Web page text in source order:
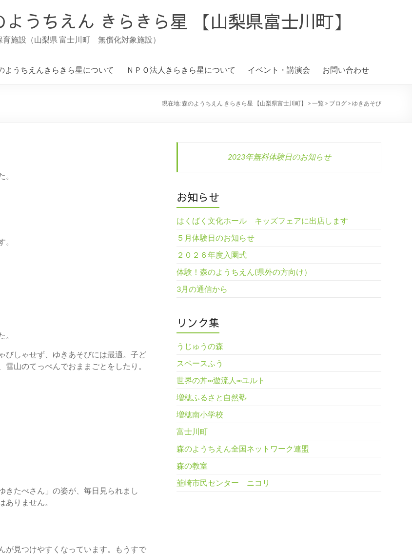
ようちえん きらきら星 【山梨県富士川町】
育施設（山梨県 富士川町 無償化対象施設）
ようちえんきらきら星について ＮＰＯ法人きらきら星について イベント・講演会 お問い合わせ
現在地: 森のようちえん きらきら星 【山梨県富士川町】 > 一覧 > ブログ > ゆきあそび
びしゃせず、ゆきあそびには最適。子ど
山のてっぺんでおままごとをしたり。
きたべさん」の姿が、毎日見られまし
りません。
が見つけやすくなっています。もうすで
2023年無料体験日のお知らせ
お知らせ
はくばく文化ホール キッズフェアに出店します
５月体験日のお知らせ
２０２６年度入園式
体験！森のようちえん(県外の方向け）
3月の通信から
リンク集
うじゅうの森
スペースふう
世界の丼∞遊流人∞ユルト
増穂ふるさと自然塾
増穂南小学校
富士川町
森のようちえん全国ネットワーク連盟
森の教室
韮崎市民センター ニコリ